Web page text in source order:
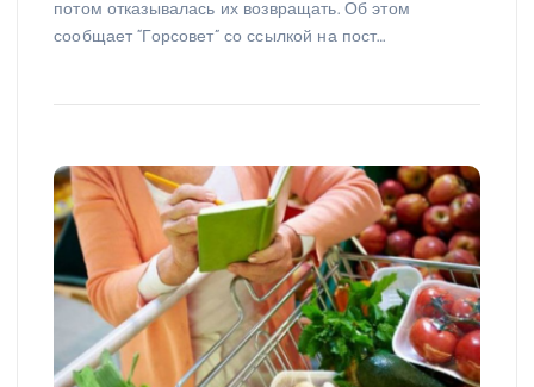
потом отказывалась их возвращать. Об этом
сообщает “Горсовет” со ссылкой на пост…